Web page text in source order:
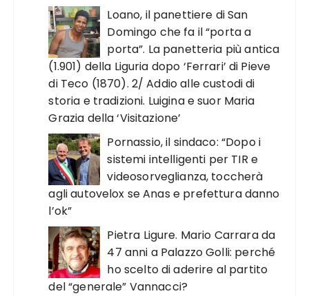
Loano, il panettiere di San
Domingo che fa il “porta a
porta”. La panetteria più antica
(1.901) della Liguria dopo ‘Ferrari’ di Pieve
di Teco (1870). 2/ Addio alle custodi di
storia e tradizioni. Luigina e suor Maria
Grazia della ‘Visitazione’
Pornassio, il sindaco: “Dopo i
sistemi intelligenti per TIR e
videosorveglianza, toccherà
agli autovelox se Anas e prefettura danno
l’ok”
Pietra Ligure. Mario Carrara da
47 anni a Palazzo Golli: perché
ho scelto di aderire al partito
del “generale” Vannacci?